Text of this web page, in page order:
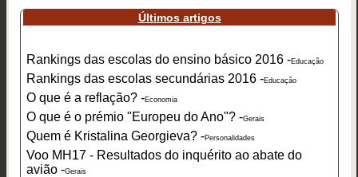
Últimos artigos
Rankings das escolas do ensino básico 2016 -Educação
Rankings das escolas secundárias 2016 -Educação
O que é a reflação? -Economia
O que é o prémio "Europeu do Ano"? -Gerais
Quem é Kristalina Georgieva? -Personalidades
Voo MH17 - Resultados do inquérito ao abate do
avião -Gerais